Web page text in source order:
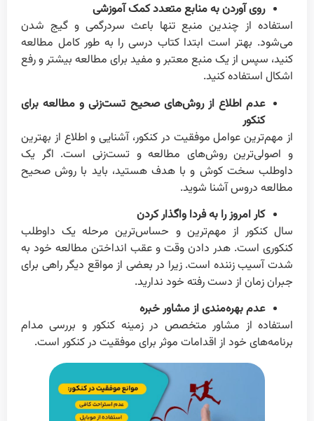
روی آوردن به منابع متعدد کمک آموزشی
استفاده از چندین منبع تنها باعث سردرگمی و گیج شدن
می‌شود. بهتر است ابتدا کتاب درسی را به طور کامل مطالعه
کنید، سپس از یک منبع معتبر و مفید برای مطالعه بیشتر و رفع
اشکال استفاده کنید.
عدم اطلاع از روش‌های صحیح تست‌زنی و مطالعه برای
کنکور
از مهم‌ترین عوامل موفقیت در کنکور، آشنایی و اطلاع از بهترین
و اصولی‌ترین روش‌های مطالعه و تست‌زنی است. اگر یک
داوطلب سخت کوش و با هدف هستید، باید با روش صحیح
مطالعه دروس آشنا شوید.
کار امروز را به فردا واگذار کردن
سال کنکور از مهم‌ترین و حساس‌ترین مرحله یک داوطلب
کنکوری است. هدر دادن وقت و عقب انداختن مطالعه خود به
شدت آسیب زننده است. زیرا در بعضی از مواقع دیگر راهی برای
جبران زمان از دست رفته خود ندارید.
عدم بهره‌مندی از مشاور خبره
استفاده از مشاور متخصص در زمینه کنکور و بررسی مدام
برنامه‌های خود از اقدامات موثر برای موفقیت در کنکور است.